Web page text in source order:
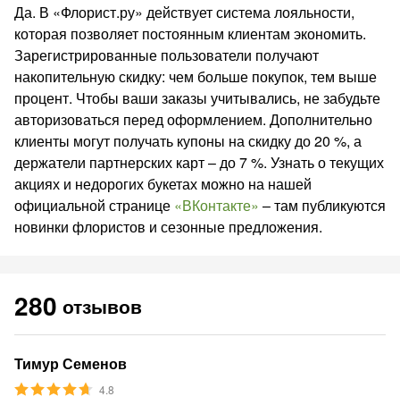
Да. В «Флорист.ру» действует система лояльности,
которая позволяет постоянным клиентам экономить.
Зарегистрированные пользователи получают
накопительную скидку: чем больше покупок, тем выше
процент. Чтобы ваши заказы учитывались, не забудьте
авторизоваться перед оформлением. Дополнительно
клиенты могут получать купоны на скидку до 20 %, а
держатели партнерских карт – до 7 %. Узнать о текущих
акциях и недорогих букетах можно на нашей
официальной странице «ВКонтакте» – там публикуются
новинки флористов и сезонные предложения.
280 отзывов
Тимур Семенов
4.8